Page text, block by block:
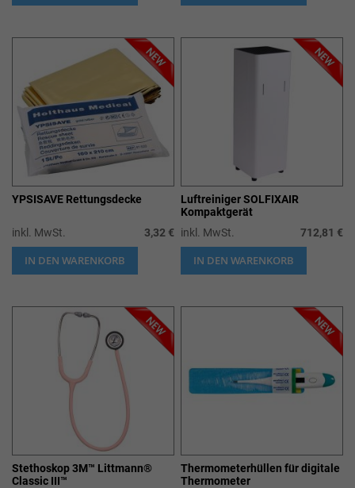
YPSISAVE Rettungsdecke
inkl. MwSt. 3,32 €
IN DEN WARENKORB
Luftreiniger SOLFIXAIR
Kompaktgerät
inkl. MwSt.
Sonderpreis
712,81 €
IN DEN WARENKORB
Stethoskop 3M™ Littmann®
Classic III™
Thermometerhüllen für digitale
Thermometer